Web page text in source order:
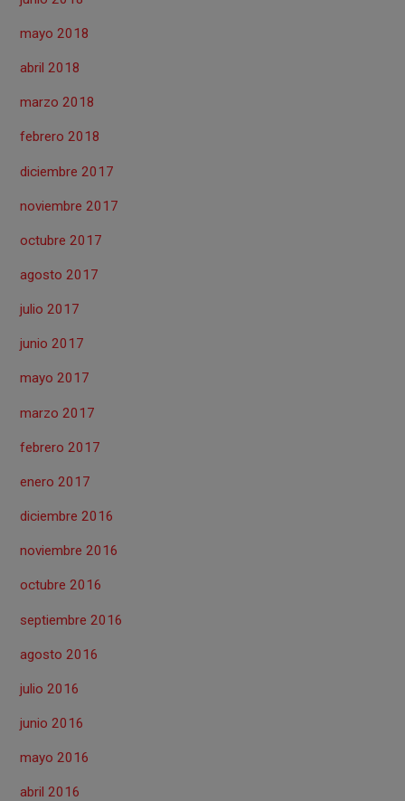
mayo 2018
abril 2018
marzo 2018
febrero 2018
diciembre 2017
noviembre 2017
octubre 2017
agosto 2017
julio 2017
junio 2017
mayo 2017
marzo 2017
febrero 2017
enero 2017
diciembre 2016
noviembre 2016
octubre 2016
septiembre 2016
agosto 2016
julio 2016
junio 2016
mayo 2016
abril 2016